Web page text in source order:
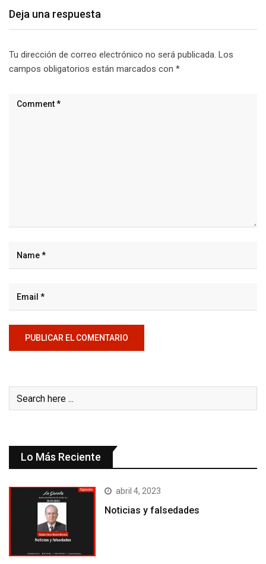
Deja una respuesta
Tu dirección de correo electrónico no será publicada. Los
campos obligatorios están marcados con *
Lo Más Reciente
abril 4, 2023
Noticias y falsedades